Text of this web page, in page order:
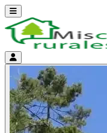
Abrir menú
Menú de cuenta